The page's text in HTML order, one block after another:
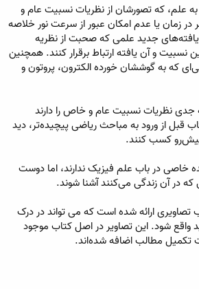
به علم، که تصورشان از نظریات نسبیت عام و
زمان یا عدم امکان عبور از سرعت نور خلاصه
جدید علمی که صحبت از نظریه
نسبیت و آن یافته ارتباط برقرار کنند. همچنین
که به گوششان خورده الکترون، پروتون و
جدی نظریات نسبیت عام و خاص را دارند
قبل از ورود به مباحث ریاضی پیچیده‌تر، دید
کسب کنند.
خاصی در باب علم فیزیک ندارند، اما دوست
که در آن زندگی می‌کنند آشنا شوند.
در پیوست ۱ کتاب تصاویری ارائه شده است که می تواند در درک
واقع شود. این تصاویر در اصل کتاب موجود
مطالب اضافه شده‌اند.